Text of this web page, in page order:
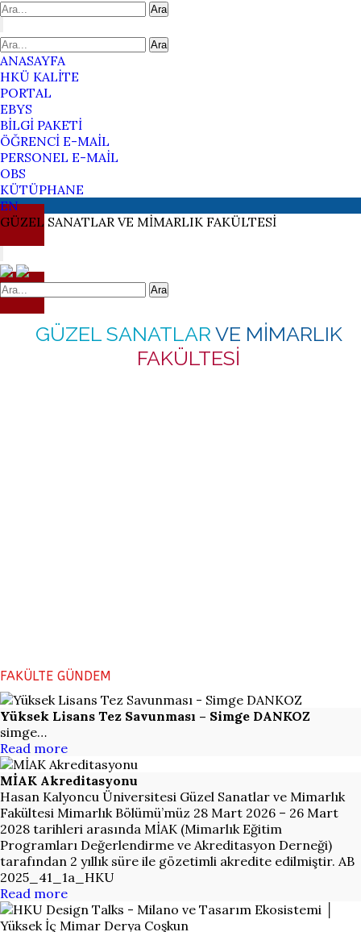
Ara
Ara
ANASAYFA
HKÜ KALİTE
PORTAL
EBYS
BİLGİ PAKETİ
ÖĞRENCİ E-MAİL
PERSONEL E-MAİL
OBS
KÜTÜPHANE
EN
GÜZEL SANATLAR VE MİMARLIK FAKÜLTESİ
Ara
GÜZEL SANATLAR VE MİMARLIK
FAKÜLTESİ
FAKÜLTE GÜNDEM
Yüksek Lisans Tez Savunması – Simge DANKOZ
simge…
Read more
MİAK Akreditasyonu
Hasan Kalyoncu Üniversitesi Güzel Sanatlar ve Mimarlık
Fakültesi Mimarlık Bölümü’müz 28 Mart 2026 – 26 Mart
2028 tarihleri arasında MİAK (Mimarlık Eğitim
Programları Değerlendirme ve Akreditasyon Derneği)
tarafından 2 yıllık süre ile gözetimli akredite edilmiştir. AB
2025_41_1a_HKU
Read more